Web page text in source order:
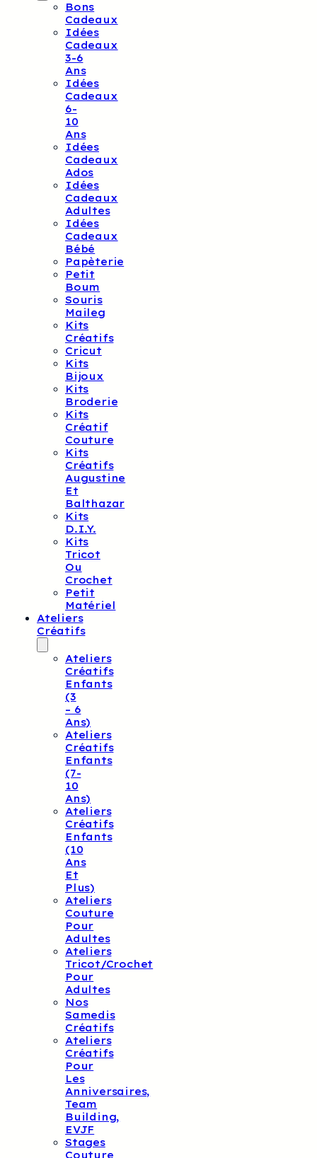
Bons
Cadeaux
Idées
Cadeaux
3-6
Ans
Idées
Cadeaux
6-
10
Ans
Idées
Cadeaux
Ados
Idées
Cadeaux
Adultes
Idées
Cadeaux
Bébé
Papèterie
Petit
Boum
Souris
Maileg
Kits
Créatifs
Cricut
Kits
Bijoux
Kits
Broderie
Kits
Créatif
Couture
Kits
Créatifs
Augustine
Et
Balthazar
Kits
D.I.Y.
Kits
Tricot
Ou
Crochet
Petit
Matériel
Ateliers
Créatifs
Ateliers
Créatifs
Enfants
(3
– 6
Ans)
Ateliers
Créatifs
Enfants
(7-
10
Ans)
Ateliers
Créatifs
Enfants
(10
Ans
Et
Plus)
Ateliers
Couture
Pour
Adultes
Ateliers
Tricot/crochet
Pour
Adultes
Nos
Samedis
Créatifs
Ateliers
Créatifs
Pour
Les
Anniversaires,
Team
Building,
EVJF
Stages
Couture